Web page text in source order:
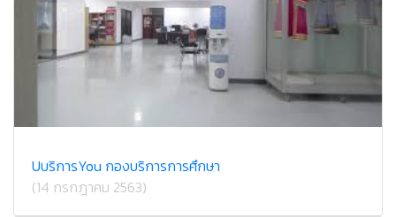
U​บริการ​You กองบริการ​การศึกษา
(14 กรกฎาคม 2563)